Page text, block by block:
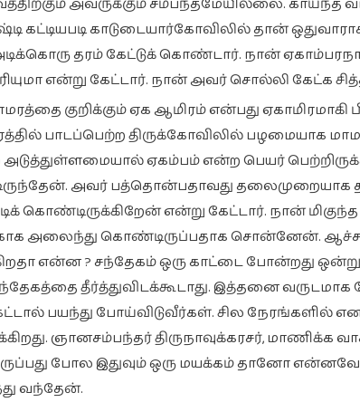
கட்டியபடி காடுடையார்கோவிலில் தான்
தரம் கேட்டுக் கொண்டார். நான்
என்று கேட்டார். நான் அவர் சொல்லி கேட்க
குறிக்கும் ஏக ஆமிரம் என்பது ஏகாமிரமாகி
பாடப்பெற்ற திருக்கோவிலில் பழமையாக
ஏகம்பம் என்ற பெயர்
அவர் பத்தொன்பதாவது தலைமுறையாக
கொண்டிருக்கிறேன் என்று கேட்டார். நான்
அலைந்து கொண்டிருப்பதாக சொன்னேன்.
என்ன ? சந்தேகம் ஒரு காட்டை போன்றது
தீர்த்துவிடக்கூடாது. இத்தனை வருடமாக
பயந்து போய்விடுவீர்கள். சில நேரங்களில்
ஞானசம்பந்தர் திருநாவுக்கரசர், மாணிக்க
போல இதுவும் ஒரு மயக்கம் தானோ
வந்தேன்.